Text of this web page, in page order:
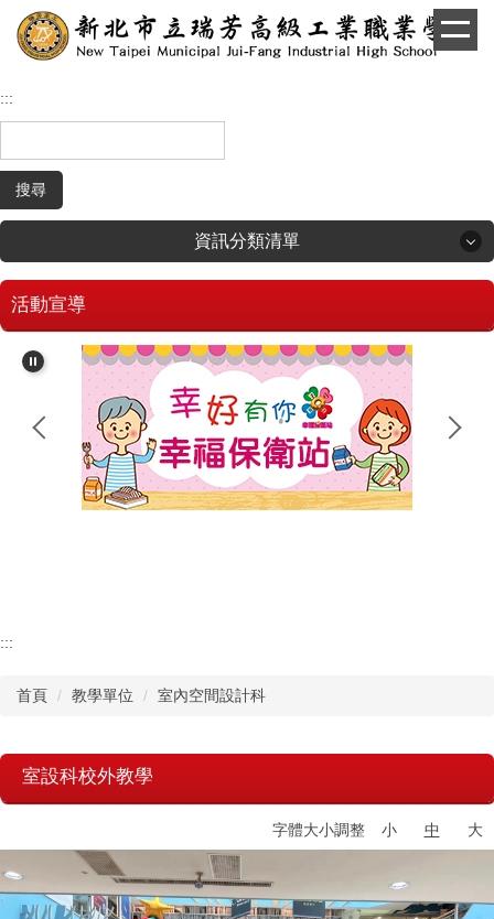
跳
到
內
:::
搜尋
資訊分類清單
回首頁
學生和家長專區
招生專區
校長簡介
其他單位
學校章則
請購系統
檔案下載
活動宣導
:::
首頁 教學單位 室內空間設計科
室設科校外教學
字體大小調整 小 中 大